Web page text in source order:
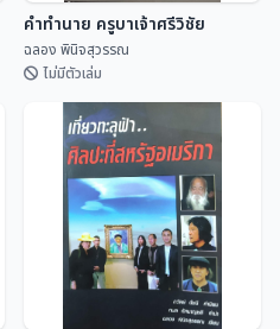
คำทำนาย ครูบาเจ้าศรีวิชัย
ฉลอง พินิจสุวรรณ
คำทำนาย ครูบาเจ้าศรีวิชัย
ฉลอง พินิจสุวรรณ
ไม่มีตัวเล่ม